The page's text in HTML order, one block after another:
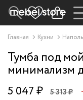
Главная Кухни
Тумба под
минимализм
5 047 ₽ 5 313 ₽